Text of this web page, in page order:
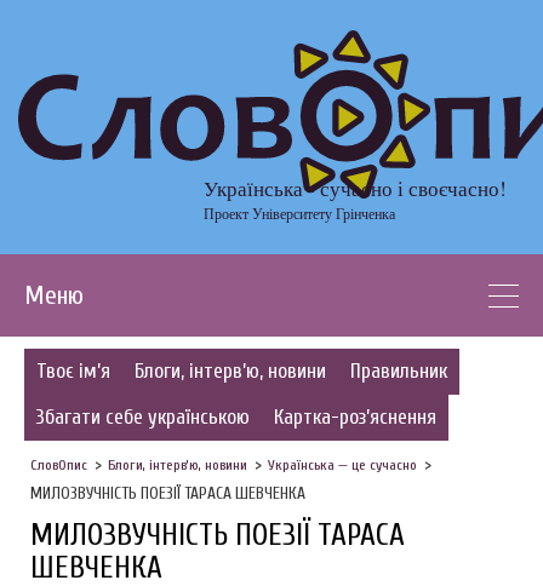
Українська - сучасно і своєчасно!
Проект Університету Грінченка
Меню
Твоє ім’я Блоги, інтерв’ю, новини
Правильник
Збагати себе українською
Картка-роз’яснення
СловОпис Блоги, інтерв’ю, новини Українська — це сучасно
МИЛОЗВУЧНІСТЬ ПОЕЗІЇ ТАРАСА ШЕВЧЕНКА
МИЛОЗВУЧНІСТЬ ПОЕЗІЇ ТАРАСА
ШЕВЧЕНКА